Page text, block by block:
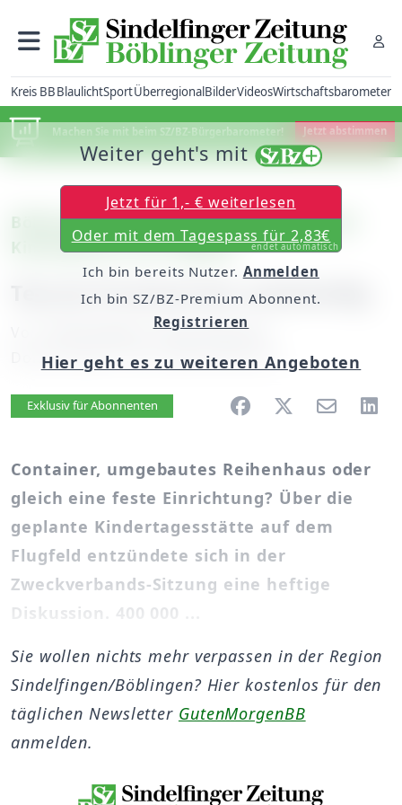
Kreis BBBlaulichtSportÜberregionalBilderVideosWirtschaftsbarometer
Machen Sie mit beim SZ/BZ-Bürgerbarometer! Jetzt abstimmen
Böblingen/Sindelfingen: Diskussion über
Kindergarten auf Flugfeld
Teures Provisorium notwendig
Chefredakteur Hans-Jörg Zürn
Donnerstag, 25. Juni 2009, 00:00 Uhr
Artikel vorlesen
Exklusiv für Abonnenten
Container, umgebautes Reihenhaus oder
gleich eine feste Einrichtung? Über die
geplante Kindertagesstätte auf dem
Flugfeld entzündete sich in der
Zweckverbands-Sitzung eine heftige
Diskussion. 400 000 ...
Weiter geht's mit
Jetzt für 1,- € weiterlesen
Oder mit dem Tagespass für 2,83€
endet automatisch
Ich bin bereits Nutzer. Anmelden
Ich bin SZ/BZ-Premium Abonnent.
Registrieren
Hier geht es zu weiteren Angeboten
Sie wollen nichts mehr verpassen in der Region
Sindelfingen/Böblingen? Hier kostenlos für den
täglichen Newsletter GutenMorgenBB
anmelden.